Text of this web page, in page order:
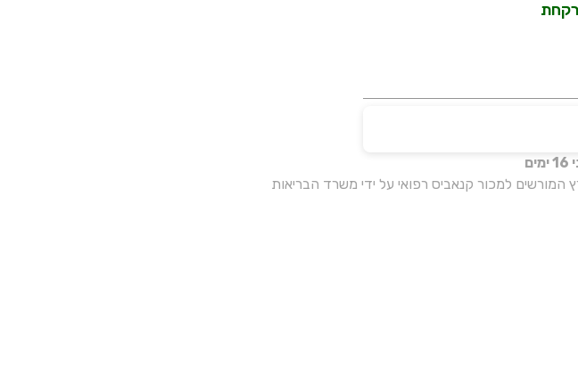
למכור קנאביס רפואי על ידי משרד הבריאות